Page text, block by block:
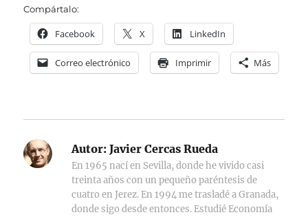
Compártalo:
Facebook X LinkedIn
Correo electrónico Imprimir Más
Autor: Javier Cercas Rueda
En 1965 nací en Sevilla, donde he vivido casi
treinta años con un pequeño paréntesis de
cuatro en Jerez. En 1994 me trasladé a Granada,
donde sigo desde entonces. Estudié Economía